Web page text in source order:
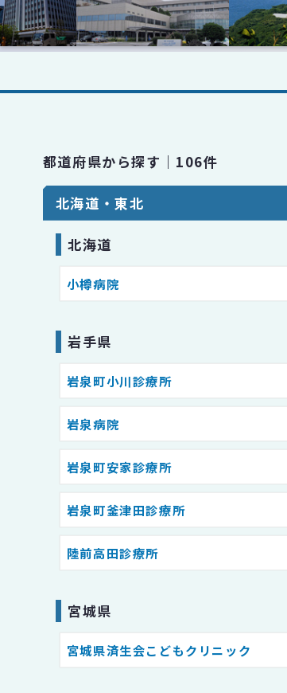
都道府県から探す｜106件
北海道・東北
北海道
小樽病院
岩手県
岩泉町小川診療所
岩泉病院
岩泉町安家診療所
岩泉町釜津田診療所
陸前高田診療所
宮城県
宮城県済生会こどもクリニック